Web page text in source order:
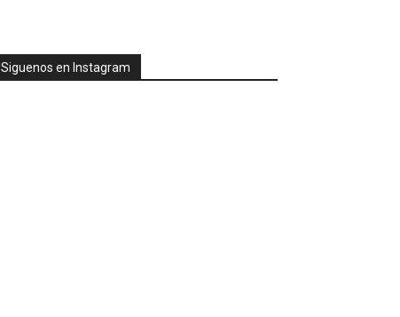
Siguenos en Instagram